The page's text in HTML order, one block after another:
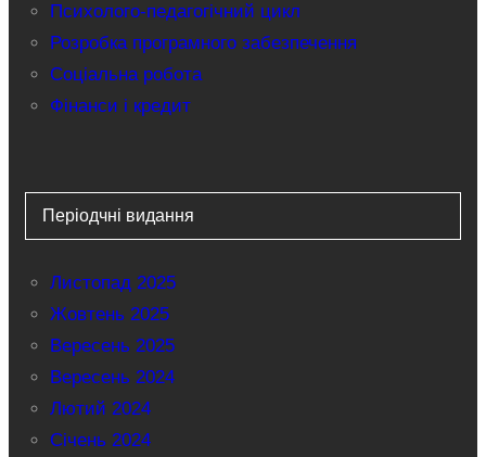
Психолого-педагогічний цикл
Розробка програмного забезпечення
Соціальна робота
Фінанси і кредит
Періодчні видання
Листопад 2025
Жовтень 2025
Вересень 2025
Вересень 2024
Лютий 2024
Січень 2024